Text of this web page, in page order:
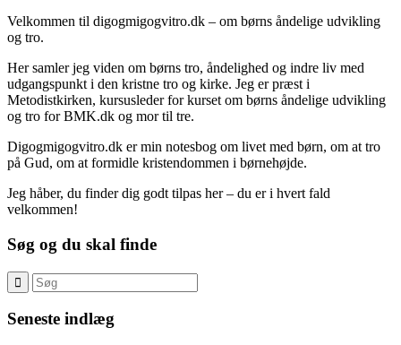
Velkommen til digogmigogvitro.dk – om børns åndelige udvikling
og tro.
Her samler jeg viden om børns tro, åndelighed og indre liv med
udgangspunkt i den kristne tro og kirke. Jeg er præst i
Metodistkirken, kursusleder for kurset om børns åndelige udvikling
og tro for BMK.dk og mor til tre.
Digogmigogvitro.dk er min notesbog om livet med børn, om at tro
på Gud, om at formidle kristendommen i børnehøjde.
Jeg håber, du finder dig godt tilpas her – du er i hvert fald
velkommen!
Søg og du skal finde
Seneste indlæg